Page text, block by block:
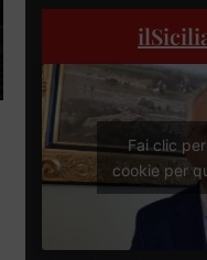
Fai clic
cookie per